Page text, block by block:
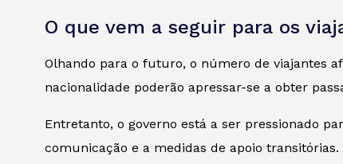
O que vem a seguir para os
Olhando para o futuro, o número de viajantes
nacionalidade poderão apressar-se a obter
Entretanto, o governo está a ser pressionado
comunicação e a medidas de apoio transitórias.